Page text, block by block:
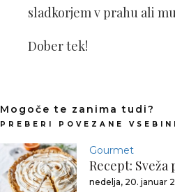
sladkorjem v prahu ali
Dober tek!
Mogoče te zanima tudi?
PREBERI POVEZANE
Gourmet
Recept:
nedelja, 20. januar